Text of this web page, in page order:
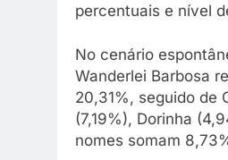
percentuais e nível
No cenário
Wanderlei Barbosa
20,31%, seguido de
(7,19%), Dorinha
nomes somam